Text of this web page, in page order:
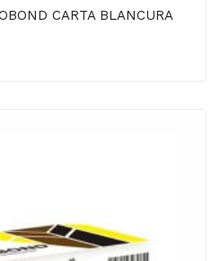
CARTA BLANCURA